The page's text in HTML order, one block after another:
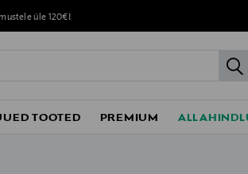
üle 120€!
TOOTED PREMIUM